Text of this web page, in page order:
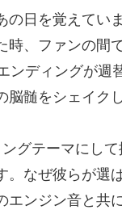
の日を覚えてい
時、ファンの間
ンディングが週
脳髄をシェイク
グテーマにし
。なぜ彼らが選
ンジン音と共